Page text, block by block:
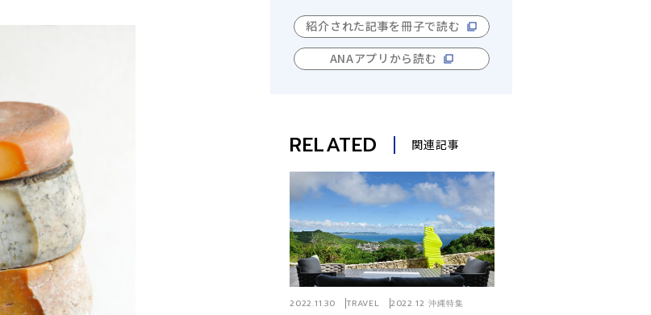
紹介された記事を冊子で読む
ANAアプリから読む
RELATED 関連記事
2022.11.30 TRAVEL 2022.12 沖縄特集